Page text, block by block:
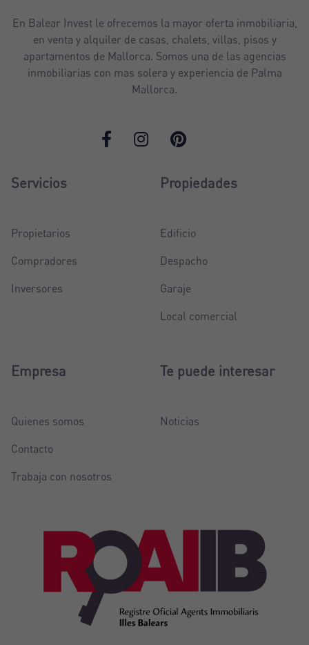
En Balear Invest le ofrecemos la mayor oferta inmobiliaria,
en venta y alquiler de casas, chalets, villas, pisos y
apartamentos de Mallorca. Somos una de las agencias
inmobiliarias con mas solera y experiencia de Palma
Mallorca.
Servicios
Propietarios
Compradores
Inversores
Propiedades
Edificio
Despacho
Garaje
Local comercial
Empresa
Quienes somos
Contacto
Trabaja con nosotros
Te puede interesar
Noticias